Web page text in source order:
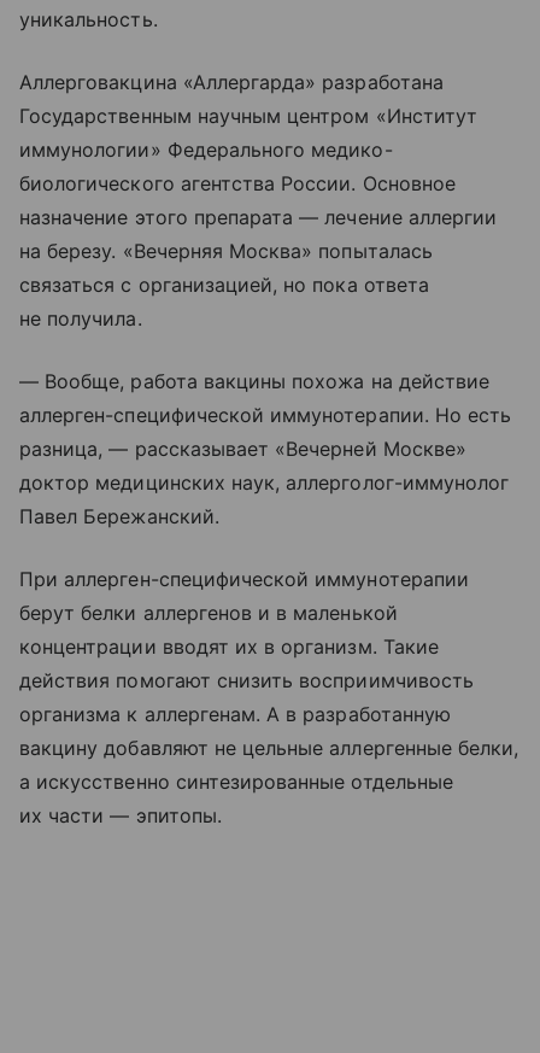
уникальность.
Аллерговакцина «Аллергарда» разработана
Государственным научным центром «Институт
иммунологии» Федерального медико-
биологического агентства России. Основное
назначение этого препарата — лечение аллергии
на березу. «Вечерняя Москва» попыталась
связаться с организацией, но пока ответа
не получила.
— Вообще, работа вакцины похожа на действие
аллерген-специфической иммунотерапии. Но есть
разница, — рассказывает «Вечерней Москве»
доктор медицинских наук, аллерголог-иммунолог
Павел Бережанский.
При аллерген-специфической иммунотерапии
берут белки аллергенов и в маленькой
концентрации вводят их в организм. Такие
действия помогают снизить восприимчивость
организма к аллергенам. А в разработанную
вакцину добавляют не цельные аллергенные белки,
а искусственно синтезированные отдельные
их части — эпитопы.